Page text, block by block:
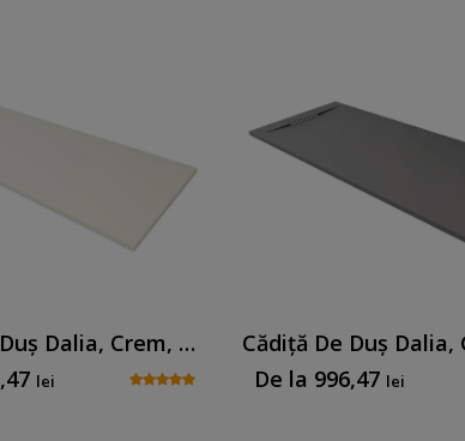
Cădiță De Duș Dalia, Crem, Cu Sifon Inclus
lei
De la 996,47 lei